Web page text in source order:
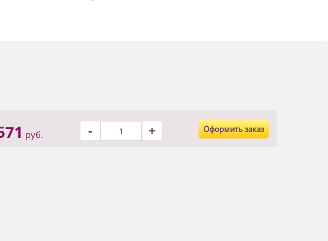
руб. - + Оформить заказ